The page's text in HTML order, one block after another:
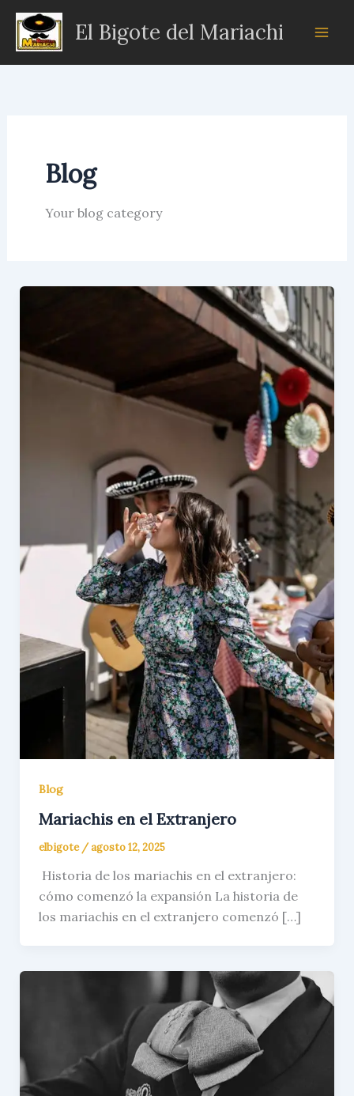
contenido
El Bigote del Mariachi
Blog
Your blog category
Blog
Mariachis en el Extranjero
elbigote /agosto 12, 2025
Historia de los mariachis en el extranjero:
cómo comenzó la expansión La historia de
los mariachis en el extranjero comenzó […]